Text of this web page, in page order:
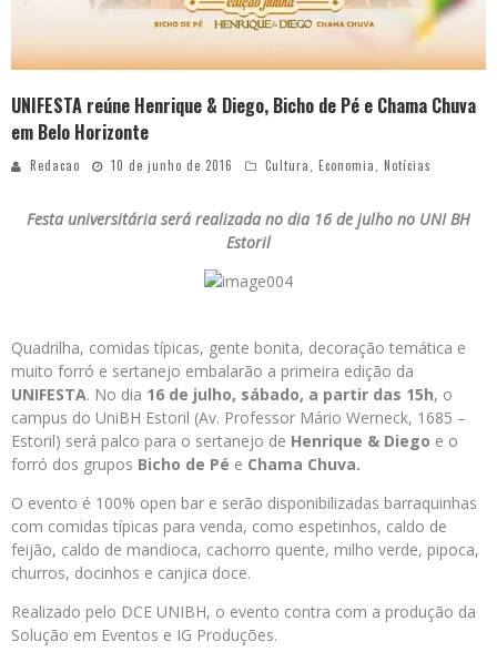
UNIFESTA reúne Henrique & Diego, Bicho de Pé e Chama Chuva
em Belo Horizonte
Redacao 10 de junho de 2016 Cultura, Economia, Notícias
Festa universitária será realizada no dia 16 de julho no UNI BH
Estoril
Quadrilha, comidas típicas, gente bonita, decoração temática e
muito forró e sertanejo embalarão a primeira edição da
UNIFESTA. No dia 16 de julho, sábado, a partir das 15h, o
campus do UniBH Estoril (Av. Professor Mário Werneck, 1685 –
Estoril) será palco para o sertanejo de Henrique & Diego e o
forró dos grupos Bicho de Pé e Chama Chuva.
O evento é 100% open bar e serão disponibilizadas barraquinhas
com comidas típicas para venda, como espetinhos, caldo de
feijão, caldo de mandioca, cachorro quente, milho verde, pipoca,
churros, docinhos e canjica doce.
Realizado pelo DCE UNIBH, o evento contra com a produção da
Solução em Eventos e IG Produções.